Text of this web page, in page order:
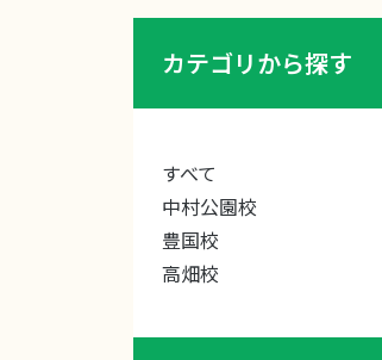
カテゴリから探す
すべて
中村公園校
豊国校
高畑校